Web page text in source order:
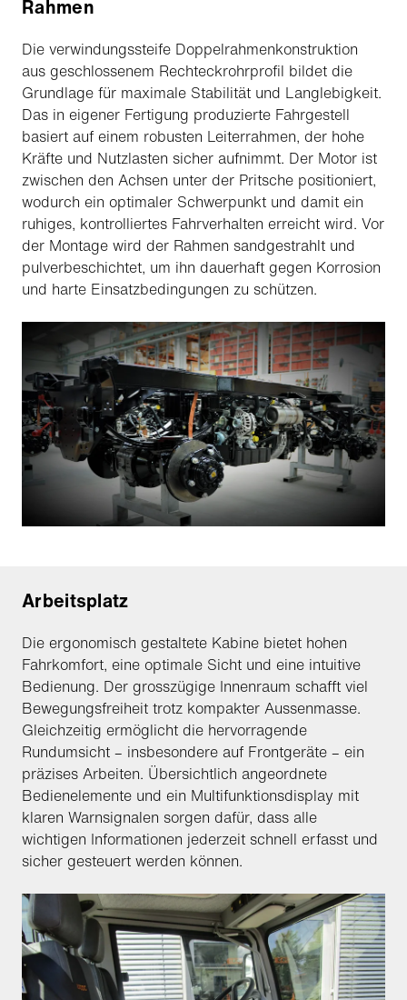
Rahmen
Die verwindungssteife Doppelrahmenkonstruktion
aus geschlossenem Rechteckrohrprofil bildet die
Grundlage für maximale Stabilität und Langlebigkeit.
Das in eigener Fertigung produzierte Fahrgestell
basiert auf einem robusten Leiterrahmen, der hohe
Kräfte und Nutzlasten sicher aufnimmt. Der Motor ist
zwischen den Achsen unter der Pritsche positioniert,
wodurch ein optimaler Schwerpunkt und damit ein
ruhiges, kontrolliertes Fahrverhalten erreicht wird. Vor
der Montage wird der Rahmen sandgestrahlt und
pulverbeschichtet, um ihn dauerhaft gegen Korrosion
und harte Einsatzbedingungen zu schützen.
Arbeitsplatz
Die ergonomisch gestaltete Kabine bietet hohen
Fahrkomfort, eine optimale Sicht und eine intuitive
Bedienung. Der grosszügige Innenraum schafft viel
Bewegungsfreiheit trotz kompakter Aussenmasse.
Gleichzeitig ermöglicht die hervorragende
Rundumsicht – insbesondere auf Frontgeräte – ein
präzises Arbeiten. Übersichtlich angeordnete
Bedienelemente und ein Multifunktionsdisplay mit
klaren Warnsignalen sorgen dafür, dass alle
wichtigen Informationen jederzeit schnell erfasst und
sicher gesteuert werden können.